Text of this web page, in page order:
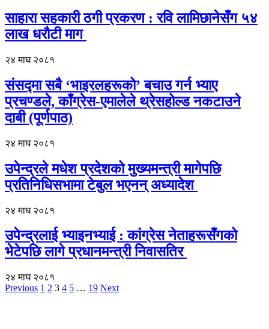
साहारा सहकारी ठगी प्रकरण : रवि लामिछानेसँग ५४
लाख धरौटी माग
२४ माघ २०८१
संसद्मा सबै ‘भाइरलहरूको’ बचाउ गर्न भ्याए
प्रचण्डले, काँग्रेस-एमालेले थ्रेसहोल्ड नकटाउने
दाबी (पूर्णपाठ)
२४ माघ २०८१
उपेन्द्रले मधेश प्रदेशको मुख्यमन्त्री मागेपछि
प्रतिनिधिसभामा टेबुल भएनन् अध्यादेश
२४ माघ २०८१
उपेन्द्रलाई भ्याइनभ्याई : कांग्रेस नेताहरूसँगको
भेटेपछि लागे प्रधानमन्त्री निवासतिर
२४ माघ २०८१
Previous 1 2 3 4 5 … 19 Next